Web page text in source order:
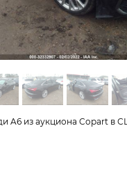
A6 из аукциона Copart в